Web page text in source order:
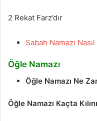
2 Rekat Farz’dır
Sabah Namazı Nasıl
Öğle Namazı
Öğle Namazı Ne
Öğle Namazı Kaçta